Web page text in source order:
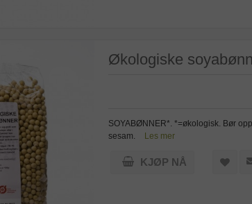
Økologiske
SOYABØNNER*. *=økologisk. Bør
sesam.
Les mer
KJØP NÅ